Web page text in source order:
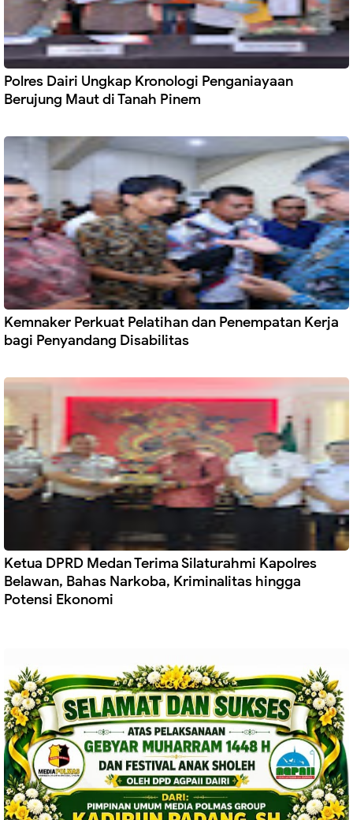
Polres Dairi Ungkap Kronologi Penganiayaan
Berujung Maut di Tanah Pinem
Kemnaker Perkuat Pelatihan dan Penempatan Kerja
bagi Penyandang Disabilitas
Ketua DPRD Medan Terima Silaturahmi Kapolres
Belawan, Bahas Narkoba, Kriminalitas hingga
Potensi Ekonomi